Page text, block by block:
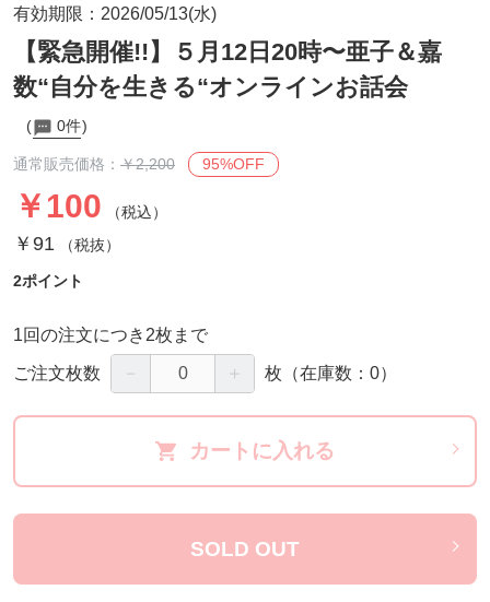
有効期限：2026/05/13(水)
【緊急開催!!】５月12日20時〜亜子＆嘉
数“自分を生きる“オンラインお話会
0件
通常販売価格： ￥2,200 95%OFF
￥100 （税込）
￥91 （税抜）
2ポイント
1回の注文につき2枚まで
ご注文枚数 － ＋ 枚 （在庫数：0）
カートに入れる
SOLD OUT